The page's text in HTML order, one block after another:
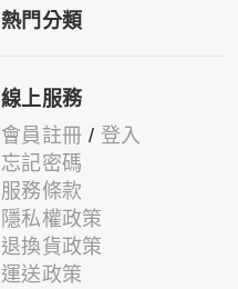
熱門分類
線上服務
會員註冊 / 登入
忘記密碼
服務條款
隱私權政策
退換貨政策
運送政策